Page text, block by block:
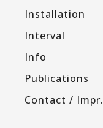
Installation
Interval
Info
Publications
Contact / Impr.